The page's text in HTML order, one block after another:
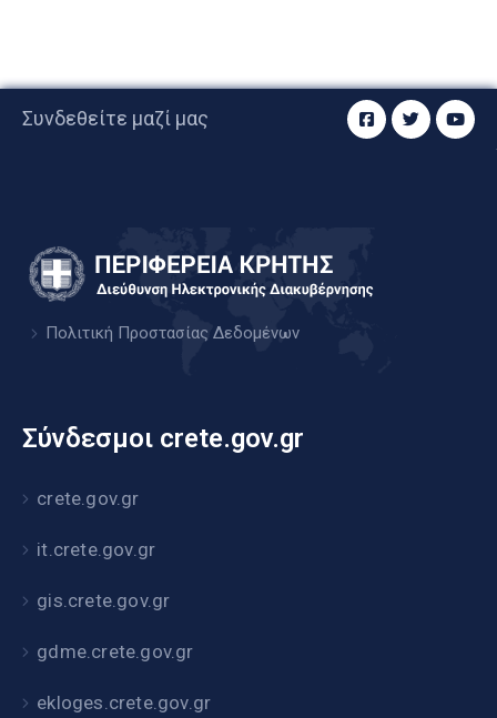
Συνδεθείτε μαζί μας
Πολιτική Προστασίας Δεδομένων
Σύνδεσμοι crete.gov.gr
crete.gov.gr
it.crete.gov.gr
gis.crete.gov.gr
gdme.crete.gov.gr
ekloges.crete.gov.gr